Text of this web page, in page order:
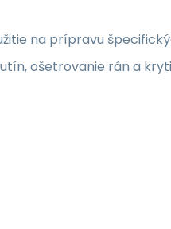
na prípravu
ošetrovanie rán a